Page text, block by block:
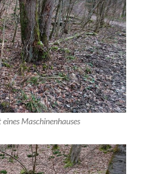
Maschinenhauses